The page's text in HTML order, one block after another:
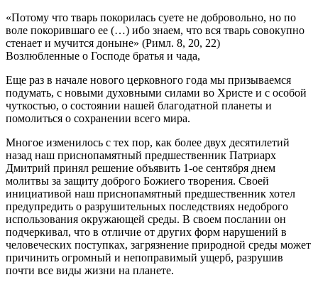
«Потому что тварь покорилась суете не добровольно, но по
воле покорившаго ее (…) ибо знаем, что вся тварь совокупно
стенает и мучится доныне» (Римл. 8, 20, 22)
Возлюбленные о Господе братья и чада,
Еще раз в начале нового церковного года мы призываемся
подумать, с новыми духовными силами во Христе и с особой
чуткостью, о состоянии нашей благодатной планеты и
помолиться о сохранении всего мира.
Многое изменилось с тех пор, как более двух десятилетий
назад наш приснопамятный предшественник Патриарх
Дмитрий принял решение объявить 1-ое сентября днем
молитвы за защиту доброго Божиего творения. Своей
инициативой наш приснопамятный предшественник хотел
предупредить о разрушительных последствиях недоброго
использования окружающей среды. В своем послании он
подчеркивал, что в отличие от других форм нарушений в
человеческих поступках, загрязнение природной среды может
причинить огромный и непоправимый ущерб, разрушив
почти все виды жизни на планете.